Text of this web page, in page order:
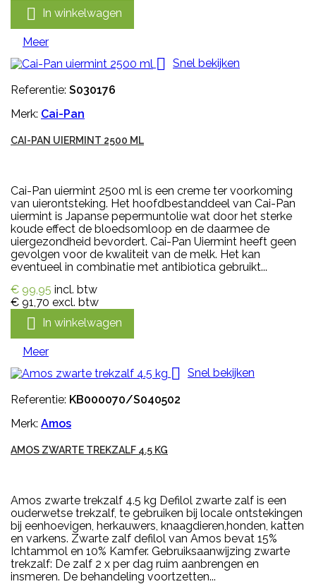
 In winkelwagen
Meer
 Snel bekijken
Referentie: S030176
Merk: Cai-Pan
CAI-PAN UIERMINT 2500 ML
Cai-Pan uiermint 2500 ml is een creme ter voorkoming
van uierontsteking. Het hoofdbestanddeel van Cai-Pan
uiermint is Japanse pepermuntolie wat door het sterke
koude effect de bloedsomloop en de daarmee de
uiergezondheid bevordert. Cai-Pan Uiermint heeft geen
gevolgen voor de kwaliteit van de melk. Het kan
eventueel in combinatie met antibiotica gebruikt...
€ 99,95 incl. btw
€ 91,70 excl. btw
 In winkelwagen
Meer
 Snel bekijken
Referentie: KB000070/S040502
Merk: Amos
AMOS ZWARTE TREKZALF 4.5 KG
Amos zwarte trekzalf 4.5 kg Defilol zwarte zalf is een
ouderwetse trekzalf, te gebruiken bij locale ontstekingen
bij eenhoevigen, herkauwers, knaagdieren,honden, katten
en varkens. Zwarte zalf defilol van Amos bevat 15%
Ichtammol en 10% Kamfer. Gebruiksaanwijzing zwarte
trekzalf: De zalf 2 x per dag ruim aanbrengen en
insmeren. De behandeling voortzetten...